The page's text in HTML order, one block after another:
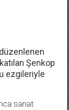
Şenkop
ezgileriyle
sanat